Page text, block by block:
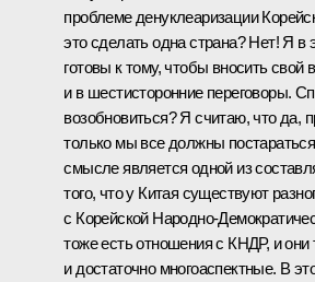
проблеме денуклеаризации
это сделать одна страна? Нет! Я
готовы к тому, чтобы вносить свой
и в шестисторонние переговоры.
возобновиться? Я считаю, что да,
только мы все должны
смысле является одной из
того, что у Китая существуют
с Корейской Народно-
тоже есть отношения с КНДР, и они
и достаточно многоаспектные. В